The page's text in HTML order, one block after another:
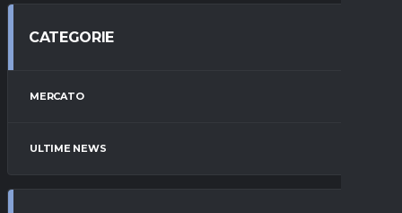
CATEGORIE
MERCATO
ULTIME NEWS